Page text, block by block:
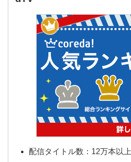
配信タイトル数：12万本以上